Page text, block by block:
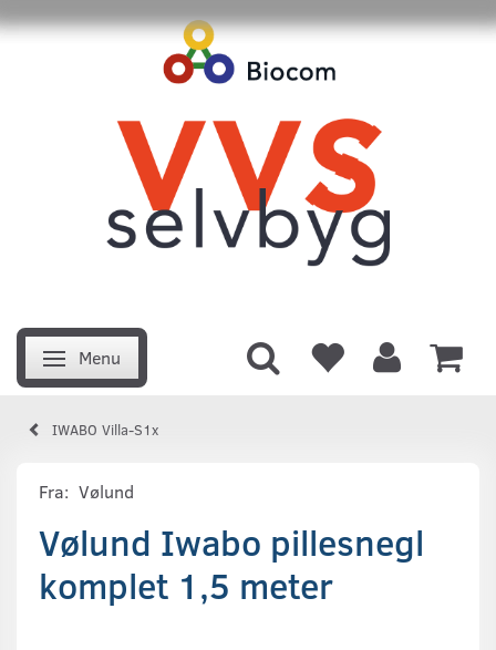
Skifte navigation
Menu
IWABO Villa-S1x
Fra: Vølund
Vølund Iwabo pillesnegl
komplet 1,5 meter